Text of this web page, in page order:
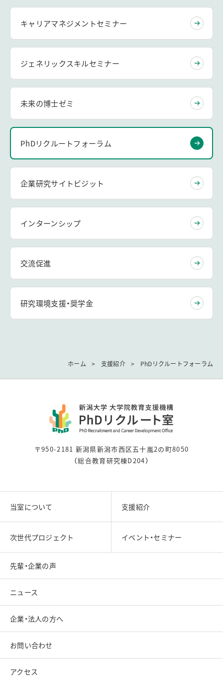
キャリアマネジメントセミナー
ジェネリックスキルセミナー
未来の博士ゼミ
PhDリクルートフォーラム
企業研究サイトビジット
インターンシップ
交流促進
研究環境支援・奨学金
ホーム 支援紹介 PhDリクルートフォーラム
〒950-2181 新潟県新潟市西区五十嵐2の町8050
（総合教育研究棟D204）
当室について 支援紹介
次世代プロジェクト イベント・セミナー
先輩・企業の声
ニュース
企業・法人の方へ
お問い合わせ
アクセス